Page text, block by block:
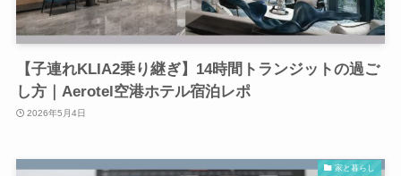
【子連れKLIA2乗り継ぎ】14時間トランジットの過ご
し方｜Aerotel空港ホテル宿泊レポ
2026年5月4日
家と暮らし